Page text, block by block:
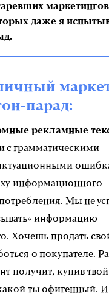
даже я
парад:
рекламные
с грамматическими
информационного
Мы не
информацию
Хочешь продать
о покупателе.
получит, купив
ты офигенный. И